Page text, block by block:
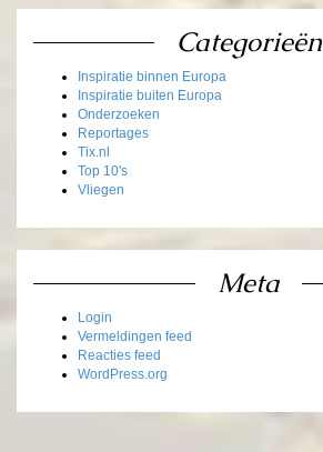
Categorieën
Inspiratie binnen Europa
Inspiratie buiten Europa
Onderzoeken
Reportages
Tix.nl
Top 10's
Vliegen
Meta
Login
Vermeldingen feed
Reacties feed
WordPress.org